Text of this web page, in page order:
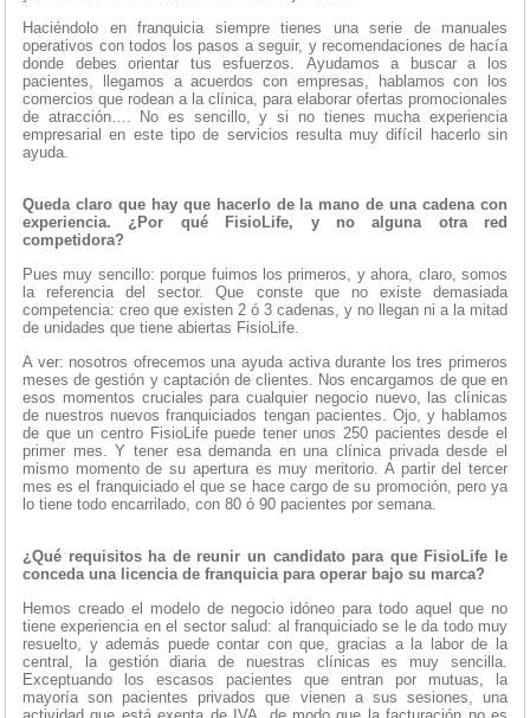
Haciéndolo en franquicia siempre tienes una serie de manuales
operativos con todos los pasos a seguir, y recomendaciones de hacía
donde debes orientar tus esfuerzos. Ayudamos a buscar a los
pacientes, llegamos a acuerdos con empresas, hablamos con los
comercios que rodean a la clínica, para elaborar ofertas promocionales
de atracción…. No es sencillo, y si no tienes mucha experiencia
empresarial en este tipo de servicios resulta muy difícil hacerlo sin
ayuda.
Queda claro que hay que hacerlo de la mano de una cadena con
experiencia. ¿Por qué FisioLife, y no alguna otra red
competidora?
Pues muy sencillo: porque fuimos los primeros, y ahora, claro, somos
la referencia del sector. Que conste que no existe demasiada
competencia: creo que existen 2 ó 3 cadenas, y no llegan ni a la mitad
de unidades que tiene abiertas FisioLife.
A ver: nosotros ofrecemos una ayuda activa durante los tres primeros
meses de gestión y captación de clientes. Nos encargamos de que en
esos momentos cruciales para cualquier negocio nuevo, las clínicas
de nuestros nuevos franquiciados tengan pacientes. Ojo, y hablamos
de que un centro FisioLife puede tener unos 250 pacientes desde el
primer mes. Y tener esa demanda en una clínica privada desde el
mismo momento de su apertura es muy meritorio. A partir del tercer
mes es el franquiciado el que se hace cargo de su promoción, pero ya
lo tiene todo encarrilado, con 80 ó 90 pacientes por semana.
¿Qué requisitos ha de reunir un candidato para que FisioLife le
conceda una licencia de franquicia para operar bajo su marca?
Hemos creado el modelo de negocio idóneo para todo aquel que no
tiene experiencia en el sector salud: al franquiciado se le da todo muy
resuelto, y además puede contar con que, gracias a la labor de la
central, la gestión diaria de nuestras clínicas es muy sencilla.
Exceptuando los escasos pacientes que entran por mutuas, la
mayoría son pacientes privados que vienen a sus sesiones, una